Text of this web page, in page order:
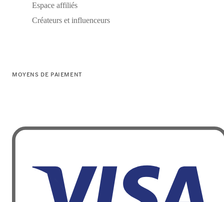
Espace affiliés
Créateurs et influenceurs
MOYENS DE PAIEMENT